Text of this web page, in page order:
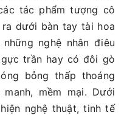
tác phẩm tượng cô
dưới bàn tay tài hoa
nghệ nhân điêu
trần hay có đôi gò
bỏng thấp thoáng
mềm mại. Dưới
nghệ thuật, tinh tế